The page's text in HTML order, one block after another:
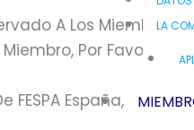
LA
A Los Miembros
Por Favor
FESPA España,